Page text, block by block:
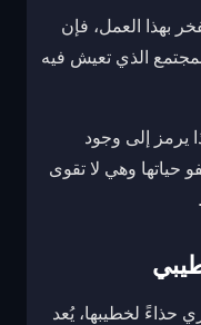
بهذا العمل، فإن
الذي تعيش فيه
يرمز إلى وجود
حياتها وهي لا تقوى
حذاءً لخطيبها، يُعد